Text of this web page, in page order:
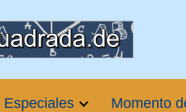
Especiales Momento